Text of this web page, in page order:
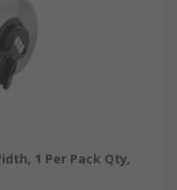
1 Per Pack Qty,